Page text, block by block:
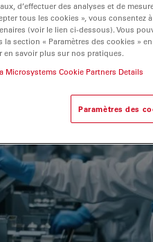
d’effectuer des analyses et de
tous les cookies », vous consentez
(voir le lien ci-dessous). Vous
la section « Paramètres des cookies »
en savoir plus sur nos pratiques.
Microsystems Cookie Partners Details
Paramètres des